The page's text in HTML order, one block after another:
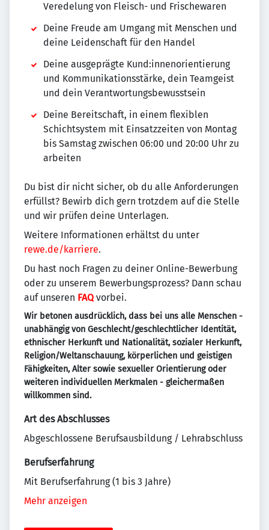
Veredelung von Fleisch- und Frischewaren
Deine Freude am Umgang mit Menschen und
deine Leidenschaft für den Handel
Deine ausgeprägte Kund:innenorientierung
und Kommunikationsstärke, dein Teamgeist
und dein Verantwortungsbewusstsein
Deine Bereitschaft, in einem flexiblen
Schichtsystem mit Einsatzzeiten von Montag
bis Samstag zwischen 06:00 und 20:00 Uhr zu
arbeiten
Du bist dir nicht sicher, ob du alle Anforderungen
erfüllst? Bewirb dich gern trotzdem auf die Stelle
und wir prüfen deine Unterlagen.
Weitere Informationen erhältst du unter
rewe.de/karriere.
Du hast noch Fragen zu deiner Online-Bewerbung
oder zu unserem Bewerbungsprozess? Dann schau
auf unseren FAQvorbei.
Wir betonen ausdrücklich, dass bei uns alle Menschen -
unabhängig von Geschlecht/geschlechtlicher Identität,
ethnischer Herkunft und Nationalität, sozialer Herkunft,
Religion/Weltanschauung, körperlichen und geistigen
Fähigkeiten, Alter sowie sexueller Orientierung oder
weiteren individuellen Merkmalen - gleichermaßen
willkommen sind.
Art des Abschlusses
Abgeschlossene Berufsausbildung / Lehrabschluss
Berufserfahrung
Mit Berufserfahrung (1 bis 3 Jahre)
Mehr anzeigen